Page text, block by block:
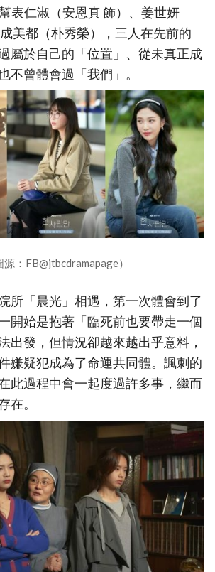
表仁淑（安恩真 飾）、姜世妍
成美都（朴秀榮），三人在先前的
屬於自己的「位置」、從未真正成
不曾體會過「我們」。
源：FB@jtbcdramapage）
所「晨光」相遇，第一次體會到了
開始是抱著「臨死前也要帶走一個
出發，但情況卻越來越出乎意料，
嫌疑犯成為了命運共同體。諷刺的
此過程中會一起度過許多事，繼而
在。